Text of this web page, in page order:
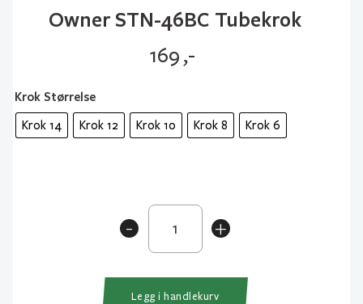
Owner STN-46BC Tubekrok
169,-
Krok Størrelse
Krok 14 Krok 12 Krok 10 Krok 8 Krok 6
+
Owner
STN-
46BC
antall
-
Legg i handlekurv